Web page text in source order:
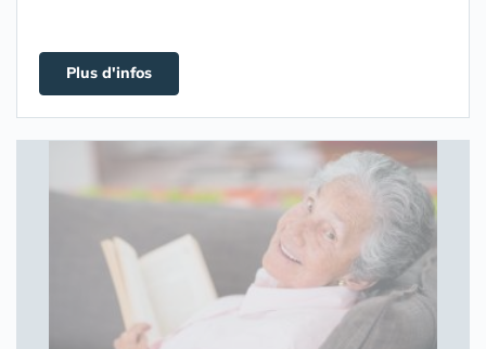
Plus d'infos